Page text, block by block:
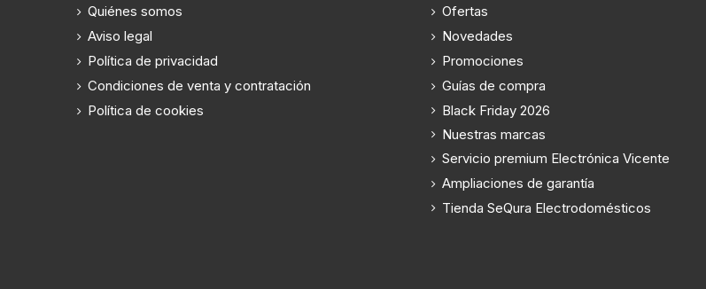
Quiénes somos
Aviso legal
Política de privacidad
Condiciones de venta y contratación
Política de cookies
Ofertas
Novedades
Promociones
Guías de compra
Black Friday 2026
Nuestras marcas
Servicio premium Electrónica Vicente
Ampliaciones de garantía
Tienda SeQura Electrodomésticos